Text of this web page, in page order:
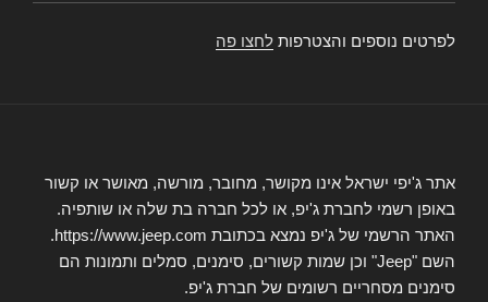
לפרטים נוספים והצטרפות לחצו פה
אתר ג'יפי ישראל אינו מקושר, מחובר, מורשה, מאושר או קשור
באופן רשמי לחברת ג'יפ, או לכל חברה בת שלה או שותפיה.
האתר הרשמי של ג'יפ נמצא בכתובת https://www.jeep.com.
השם "Jeep" וכן שמות קשורים, סימנים, סמלים ותמונות הם
סימנים מסחריים רשומים של חברת ג'יפ.